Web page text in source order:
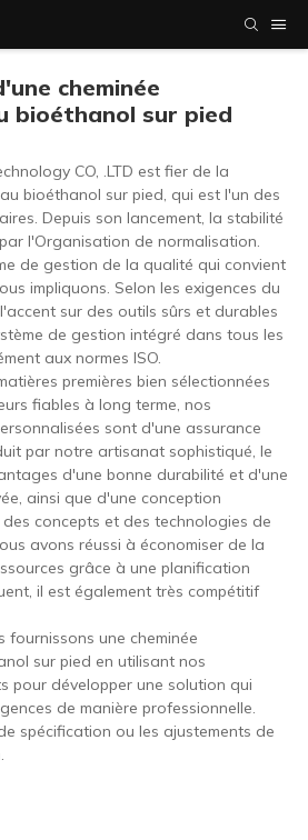
cheminée
bioéthanol sur pied
CO, .LTD est fier de la
bioéthanol sur pied, qui est l'un des
Depuis son lancement, la stabilité
l'Organisation de normalisation.
de gestion de la qualité qui convient
impliquons. Selon les exigences du
sur des outils sûrs et durables
de gestion intégré dans tous les
aux normes ISO.
premières bien sélectionnées
fiables à long terme, nos
sont d'une assurance
par notre artisanat sophistiqué, le
d'une bonne durabilité et d'une
ainsi que d'une conception
concepts et des technologies de
avons réussi à économiser de la
grâce à une planification
il est également très compétitif
fournissons une cheminée
sur pied en utilisant nos
pour développer une solution qui
de manière professionnelle.
spécification ou les ajustements de